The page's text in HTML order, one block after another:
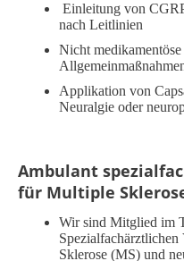
Einleitung von
nach Leitlinien
Nicht
Applikation von
Neuralgie oder
Ambulant
für Multiple
Wir sind Mitglied im
Sklerose (MS) und